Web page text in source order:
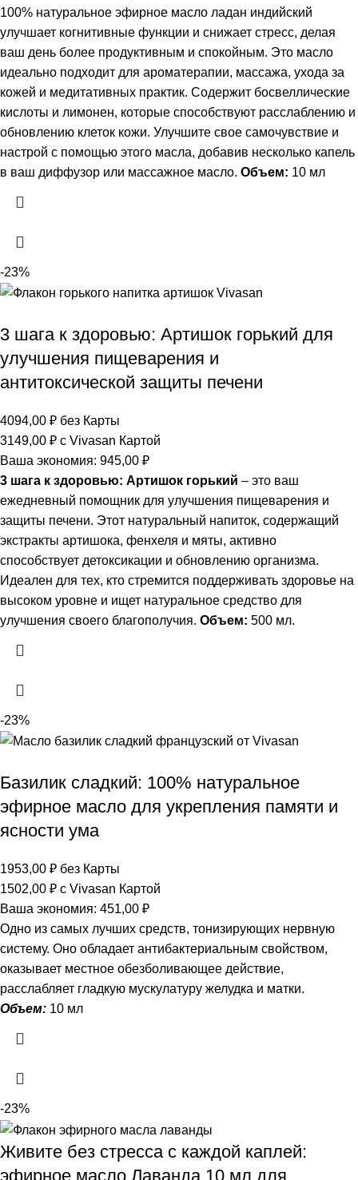
100% натуральное эфирное масло ладан индийский
улучшает когнитивные функции и снижает стресс, делая
ваш день более продуктивным и спокойным. Это масло
идеально подходит для ароматерапии, массажа, ухода за
кожей и медитативных практик. Содержит босвеллические
кислоты и лимонен, которые способствуют расслаблению и
обновлению клеток кожи. Улучшите свое самочувствие и
настрой с помощью этого масла, добавив несколько капель
в ваш диффузор или массажное масло. Объем: 10 мл
-23%
3 шага к здоровью: Артишок горький для
улучшения пищеварения и
антитоксической защиты печени
4094,00 ₽ без Карты
3149,00 ₽ с Vivasan Картой
Ваша экономия: 945,00 ₽
3 шага к здоровью: Артишок горький – это ваш
ежедневный помощник для улучшения пищеварения и
защиты печени. Этот натуральный напиток, содержащий
экстракты артишока, фенхеля и мяты, активно
способствует детоксикации и обновлению организма.
Идеален для тех, кто стремится поддерживать здоровье на
высоком уровне и ищет натуральное средство для
улучшения своего благополучия. Объем: 500 мл.
-23%
Базилик сладкий: 100% натуральное
эфирное масло для укрепления памяти и
ясности ума
1953,00 ₽ без Карты
1502,00 ₽ с Vivasan Картой
Ваша экономия: 451,00 ₽
Одно из самых лучших средств, тонизирующих нервную
систему. Оно обладает антибактериальным свойством,
оказывает местное обезболивающее действие,
расслабляет гладкую мускулатуру желудка и матки.
Объем: 10 мл
-23%
Живите без стресса с каждой каплей:
эфирное масло Лаванда 10 мл для